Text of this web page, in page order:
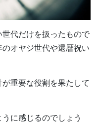
代だけを扱ったもので
オヤジ世代や還暦祝い
重要な役割を果たして
に感じるのでしょう